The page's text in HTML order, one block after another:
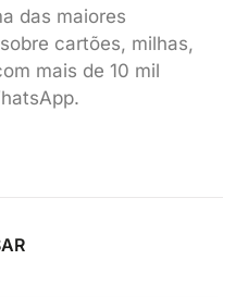
das maiores
cartões, milhas,
mais de 10 mil